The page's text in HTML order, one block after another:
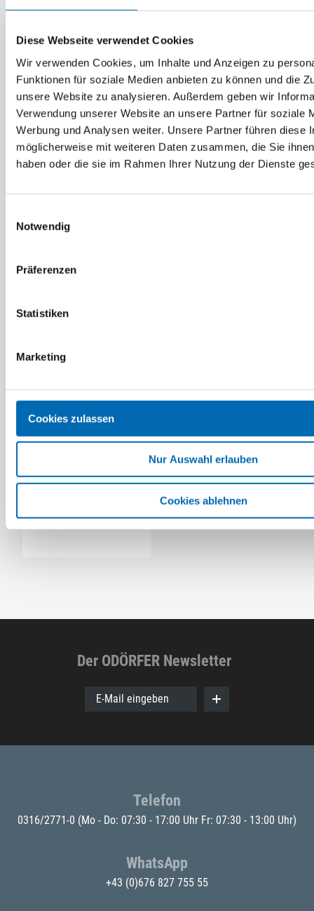
Diese Webseite verwendet Cookies
Wir verwenden Cookies, um Inhalte und Anzeigen zu
Funktionen für soziale Medien anbieten zu können und die
unsere Website zu analysieren. Außerdem geben wir
Verwendung unserer Website an unsere Partner für soziale
Werbung und Analysen weiter. Unsere Partner führen diese
möglicherweise mit weiteren Daten zusammen, die Sie
haben oder die sie im Rahmen Ihrer Nutzung der Dienste
Notwendig
Präferenzen
Statistiken
Marketing
Cookies zulassen
Nur Auswahl erlauben
Cookies ablehnen
Bosch
14
FEIN
GILS
FEIN
Edelstahl-
Artikel-Nr. FEIN.02348
Der ODÖRFER Newsletter
E-Mail eingeben
Telefon
0316/2771-0 (Mo - Do: 07:30 - 17:00 Uhr Fr: 07:30 - 13:00 Uhr)
WhatsApp
+43 (0)676 827 755 55